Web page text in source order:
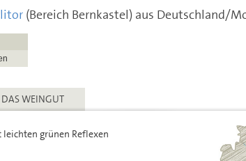
(Bereich Bernkastel) aus Deutschland/
DAS WEINGUT
grünen Reflexen